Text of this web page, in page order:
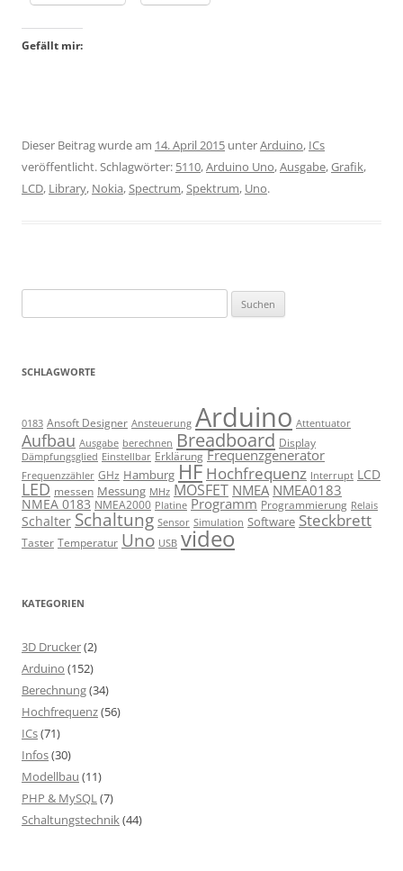
Gefällt mir:
Dieser Beitrag wurde am 14. April 2015 unterArduino, ICs
veröffentlicht. Schlagwörter: 5110,Arduino Uno,Ausgabe,Grafik,
LCD, Library, Nokia,Spectrum,Spektrum, Uno.
nach:
SCHLAGWORTE
0183 Ansoft Designer Ansteuerung Arduino Attentuator
Aufbau Ausgabe berechnen Breadboard Display
Dämpfungsglied Einstellbar Erklärung Frequenzgenerator
Frequenzzähler GHz Hamburg HF Hochfrequenz Interrupt LCD
LED messen Messung MHz MOSFET NMEA NMEA0183
NMEA 0183 NMEA2000 Platine Programm Programmierung Relais
Schalter Schaltung Sensor Simulation Software Steckbrett
Taster Temperatur Uno USB video
KATEGORIEN
3D Drucker(2)
Arduino (152)
Berechnung(34)
Hochfrequenz(56)
ICs(71)
Infos(30)
Modellbau (11)
PHP & MySQL(7)
Schaltungstechnik(44)